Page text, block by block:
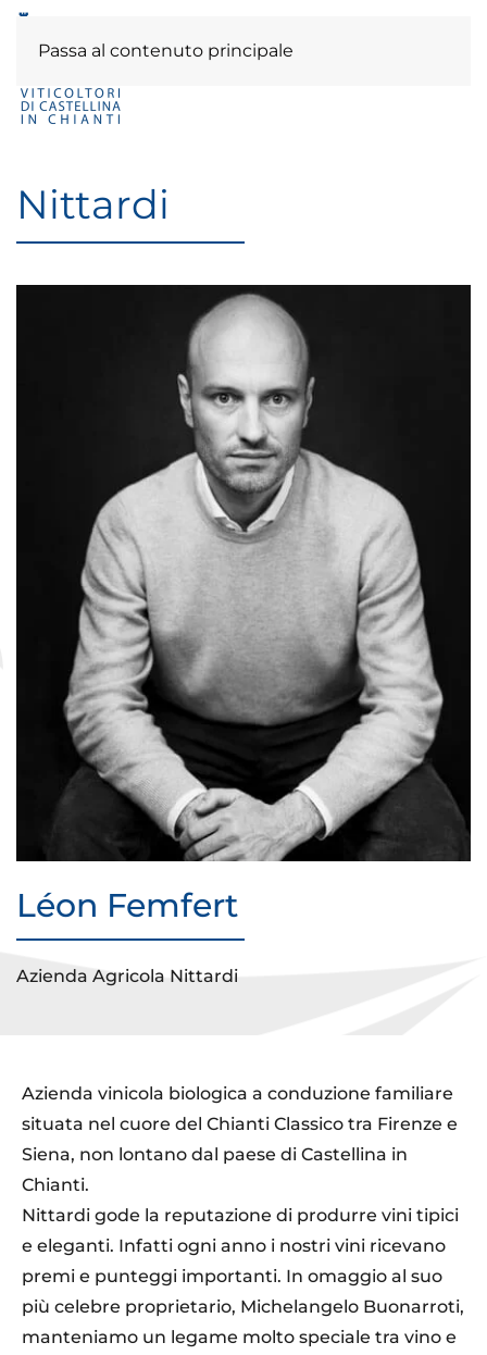
Passa al contenuto principale
Nittardi
Léon Femfert
Azienda Agricola Nittardi
Azienda vinicola biologica a conduzione familiare
situata nel cuore del Chianti Classico tra Firenze e
Siena, non lontano dal paese di Castellina in
Chianti.
Nittardi gode la reputazione di produrre vini tipici
e eleganti. Infatti ogni anno i nostri vini ricevano
premi e punteggi importanti. In omaggio al suo
più celebre proprietario, Michelangelo Buonarroti,
manteniamo un legame molto speciale tra vino e